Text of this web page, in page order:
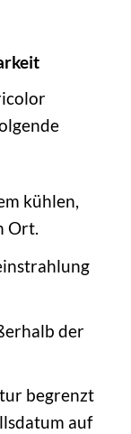
kühlen,
Ort.
der
begrenzt
auf